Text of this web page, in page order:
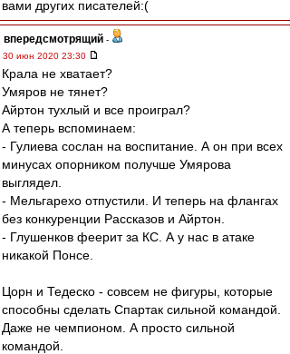
вами других писателей:(
впередсмотрящий -
30 июн 2020 23:30
Крала не хватает?
Умяров не тянет?
Айртон тухлый и все проиграл?
А теперь вспоминаем:
- Гулиева сослан на воспитание. А он при всех
минусах опорником получше Умярова
выглядел.
- Мельгарехо отпустили. И теперь на флангах
без конкуренции Рассказов и Айртон.
- Глушенков феерит за КС. А у нас в атаке
никакой Понсе.
Цорн и Тедеско - совсем не фигуры, которые
способны сделать Спартак сильной командой.
Даже не чемпионом. А просто сильной
командой.